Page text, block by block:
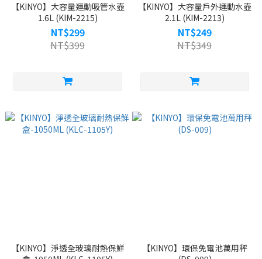
【KINYO】大容量運動吸管水壺
1.6L (KIM-2215)
NT$299
NT$399
【KINYO】大容量戶外運動水壺
2.1L (KIM-2213)
NT$249
NT$349
【KINYO】淨透全玻璃耐熱保鮮
【KINYO】環保免電池萬用秤